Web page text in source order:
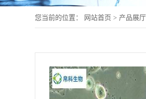
您当前的位置： 网站首页 > 产品展厅